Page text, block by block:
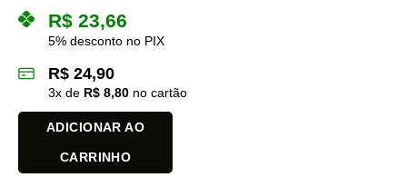
R$ 23,66
5% desconto no PIX
R$ 24,90
3x de R$ 8,80 no cartão
ADICIONAR AO
CARRINHO